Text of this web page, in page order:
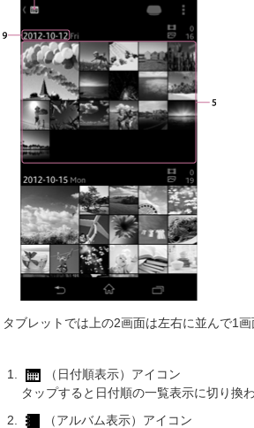
タブレットでは上の2画面は左右に並んで1画
（日付順表示）アイコン
タップすると日付順の一覧表示に切り換わ
（アルバム表示）アイコン